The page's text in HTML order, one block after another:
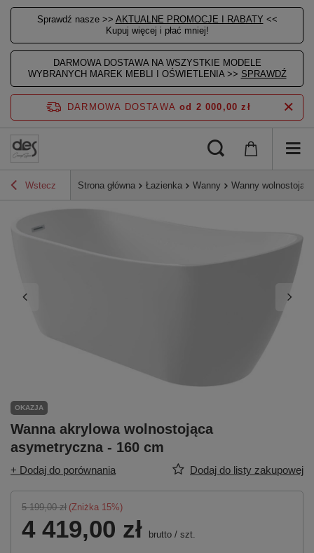
Sprawdź nasze >> AKTUALNE PROMOCJE I RABATY <<
Kupuj więcej i płać mniej!
DARMOWA DOSTAWA NA WSZYSTKIE MODELE
WYBRANYCH MAREK MEBLI I OŚWIETLENIA >> SPRAWDŹ
DARMOWA DOSTAWA od 2 000,00 zł
Wstecz Strona główna Łazienka Wanny Wanny wolnostojące
OKAZJA
Wanna akrylowa wolnostojąca
asymetryczna - 160 cm
+ Dodaj do porównania Dodaj do listy zakupowej
5 199,00 zł (Zniżka 15%)
4 419,00 zł brutto / szt.